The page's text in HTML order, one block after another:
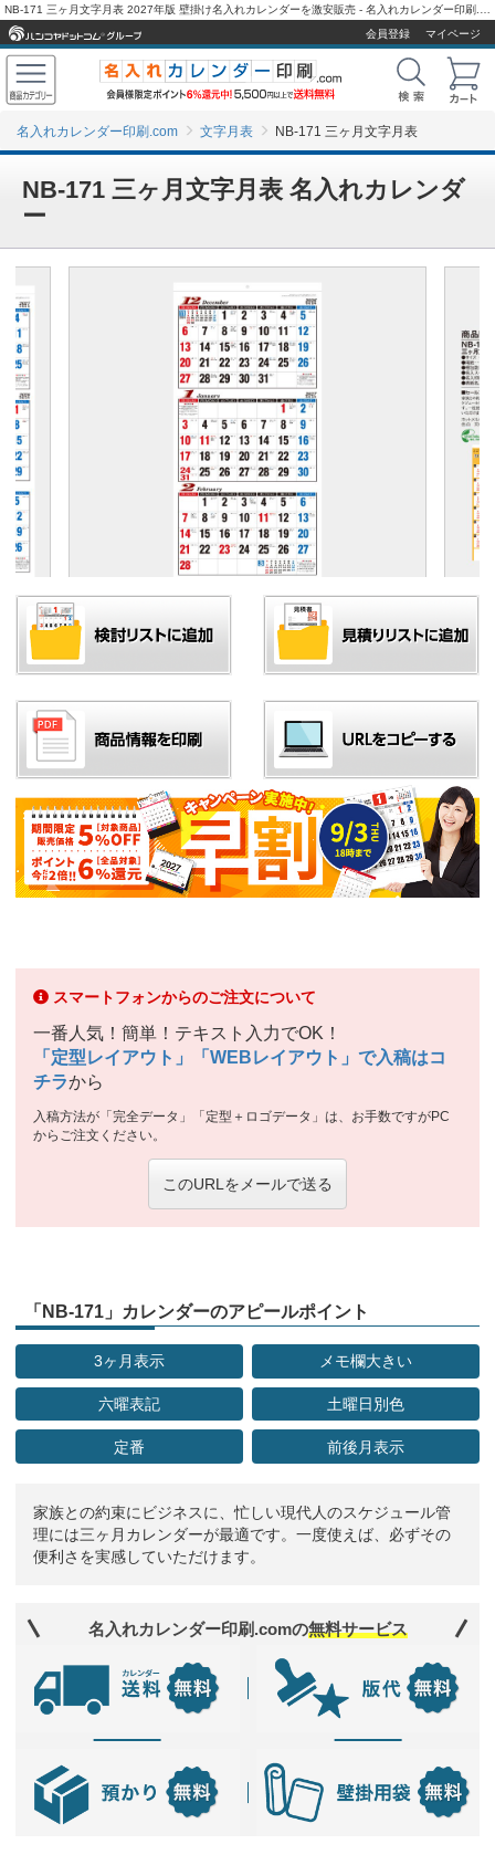
会員登録
マイページ
名入れカレンダー印刷.com 文字月表 NB-171 三ヶ月文字月表
NB-171 三ヶ月文字月表 名入れカレンダ
ー
スマートフォンからのご注文について
一番人気！簡単！テキスト入力でOK！
「定型レイアウト」「WEBレイアウト」で入稿はコ
チラから
入稿方法が「完全データ」「定型＋ロゴデータ」は、お手数ですがPC
からご注文ください。
このURLをメールで送る
「NB-171」カレンダーのアピールポイント
3ヶ月表示 メモ欄大きい
六曜表記 土曜日別色
定番 前後月表示
家族との約束にビジネスに、忙しい現代人のスケジュール管
理には三ヶ月カレンダーが最適です。一度使えば、必ずその
便利さを実感していただけます。
名入れカレンダー印刷.comの無料サービス